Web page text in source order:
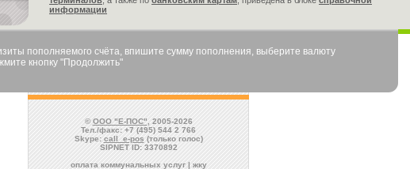
информации
пополняемого счёта, впишите сумму пополнения, выберите валюту
кнопку "Продолжить"
©ООО "Е-ПОС", 2005-2026
Тел./факс: +7 (495) 544 2 766
Skype: call_e-pos(только голос)
SIPNET ID: 3370892
оплата коммунальных услуг | жку